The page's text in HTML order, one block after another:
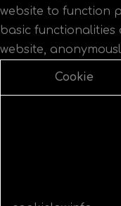
website to function
basic functionalities
website,
Cookie